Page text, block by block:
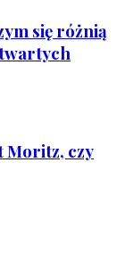
się różnią
Moritz, czy